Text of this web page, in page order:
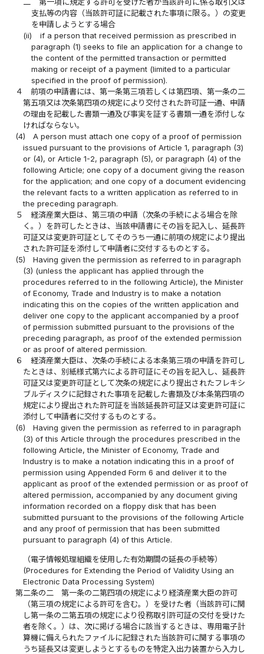
二
第一項に規定する許可を受けた者が当該許可に係る取引又は
支払等の内容（当該許可証に記載された事項に限る。）の変更
を申請しようとする場合
(ii)
if a person that received permission as prescribed in
paragraph (1) seeks to file an application for a change to
the content of the permitted transaction or permitted
making or receipt of a payment (limited to a particular
specified in the proof of permission).
４
前項の申請書には、第一条第三項若しくは第四項、第一条の二
第五項又は次条第四項の規定により交付された許可証一通、申請
の理由を記載した書類一通及び事実を証する書類一通を添付しな
ければならない。
(4)
A person must attach one copy of a proof of permission
issued pursuant to the provisions of Article 1, paragraph (3)
or (4), or Article 1-2, paragraph (5), or paragraph (4) of the
following Article; one copy of a document giving the reason
for the application; and one copy of a document evidencing
the relevant facts to a written application as referred to in
the preceding paragraph.
５
経済産業大臣は、第三項の申請（次条の手続による場合を除
く。）を許可したときは、当該申請書にその旨を記入し、延長許
可証又は変更許可証としてそのうち一通に前項の規定により提出
された許可証を添付して申請者に交付するものとする。
(5)
Having given the permission as referred to in paragraph
(3) (unless the applicant has applied through the
procedures referred to in the following Article), the Minister
of Economy, Trade and Industry is to make a notation
indicating this on the copies of the written application and
deliver one copy to the applicant accompanied by a proof
of permission submitted pursuant to the provisions of the
preceding paragraph, as proof of the extended permission
or as proof of altered permission.
６
経済産業大臣は、次条の手続による本条第三項の申請を許可し
たときは、別紙様式第六による許可証にその旨を記入し、延長許
可証又は変更許可証として次条の規定により提出されたフレキシ
ブルディスクに記録された事項を記載した書類及び本条第四項の
規定により提出された許可証を当該延長許可証又は変更許可証に
添付して申請者に交付するものとする。
(6)
Having given the permission as referred to in paragraph
(3) of this Article through the procedures prescribed in the
following Article, the Minister of Economy, Trade and
Industry is to make a notation indicating this in a proof of
permission using Appended Form 6 and deliver it to the
applicant as proof of the extended permission or as proof of
altered permission, accompanied by any document giving
information recorded on a floppy disk that has been
submitted pursuant to the provisions of the following Article
and any proof of permission that has been submitted
pursuant to paragraph (4) of this Article.
（電子情報処理組織を使用した有効期間の延長の手続等）
(Procedures for Extending the Period of Validity Using an
Electronic Data Processing System)
第二条の二
第一条の二第四項の規定により経済産業大臣の許可
（第三項の規定による許可を含む。）を受けた者（当該許可に関
し第一条の二第五項の規定により役務取引許可証の交付を受けた
者を除く。）は、次に掲げる場合に該当するときは、専用電子計
算機に備えられたファイルに記録された当該許可に関する事項の
うち延長又は変更しようとするものを特定入出力装置から入力し